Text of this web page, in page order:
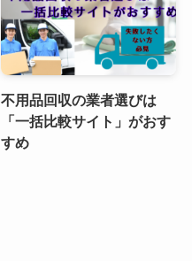
不用品回収の業者選びは
「一括比較サイト」がおす
すめ